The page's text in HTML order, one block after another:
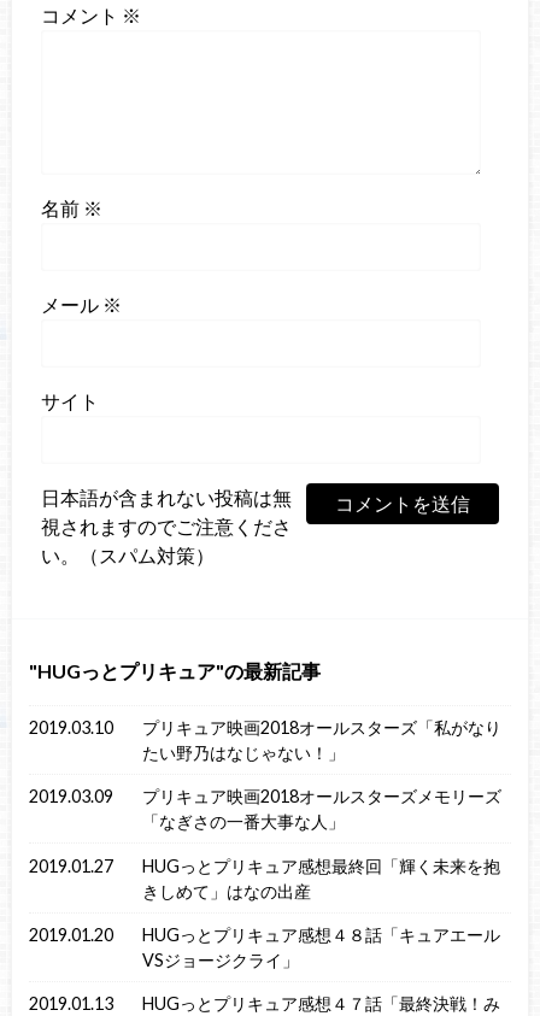
コメント ※
名前 ※
メール ※
サイト
日本語が含まれない投稿は無
視されますのでご注意くださ
い。（スパム対策）
HUGっとプリキュア の最新記事
2019.03.10
プリキュア映画2018オールスターズ「私がなり
たい野乃はなじゃない！」
2019.03.09
プリキュア映画2018オールスターズメモリーズ
「なぎさの一番大事な人」
2019.01.27
HUGっとプリキュア感想最終回「輝く未来を抱
きしめて」はなの出産
2019.01.20
HUGっとプリキュア感想４８話「キュアエール
VSジョージクライ」
2019.01.13
HUGっとプリキュア感想４７話「最終決戦！み